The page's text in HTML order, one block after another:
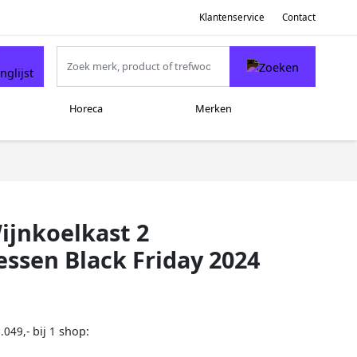
Klantenservice Contact
Horeca Merken
2
Black Friday 2024
bij 1 shop: